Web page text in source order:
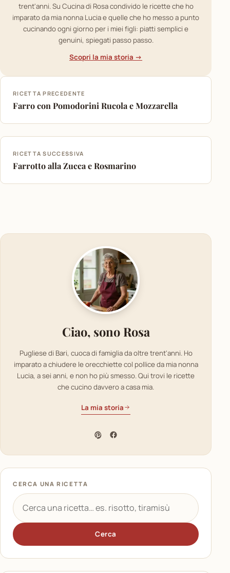
trent'anni. Su Cucina di Rosa condivido le ricette che ho
imparato da mia nonna Lucia e quelle che ho messo a punto
cucinando ogni giorno per i miei figli: piatti semplici e
genuini, spiegati passo passo.
Scopri la mia storia →
RICETTA PRECEDENTE
Farro con Pomodorini Rucola e Mozzarella
RICETTA SUCCESSIVA
Farrotto alla Zucca e Rosmarino
Ciao, sono Rosa
Pugliese di Bari, cuoca di famiglia da oltre trent'anni. Ho
imparato a chiudere le orecchiette col pollice da mia nonna
Lucia, a sei anni, e non ho più smesso. Qui trovi le ricette
che cucino davvero a casa mia.
La mia storia
CERCA UNA RICETTA
Cerca
una
ricetta
Cerca